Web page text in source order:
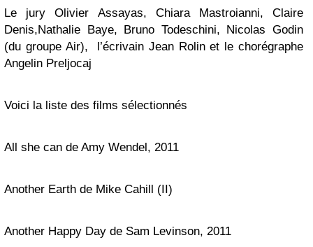
Le jury Olivier Assayas, Chiara Mastroianni, Claire
Denis,Nathalie Baye, Bruno Todeschini, Nicolas Godin
(du groupe Air), l’écrivain Jean Rolin et le chorégraphe
Angelin Preljocaj
Voici la liste des films sélectionnés
All she can de Amy Wendel, 2011
Another Earth de Mike Cahill (II)
Another Happy Day de Sam Levinson, 2011